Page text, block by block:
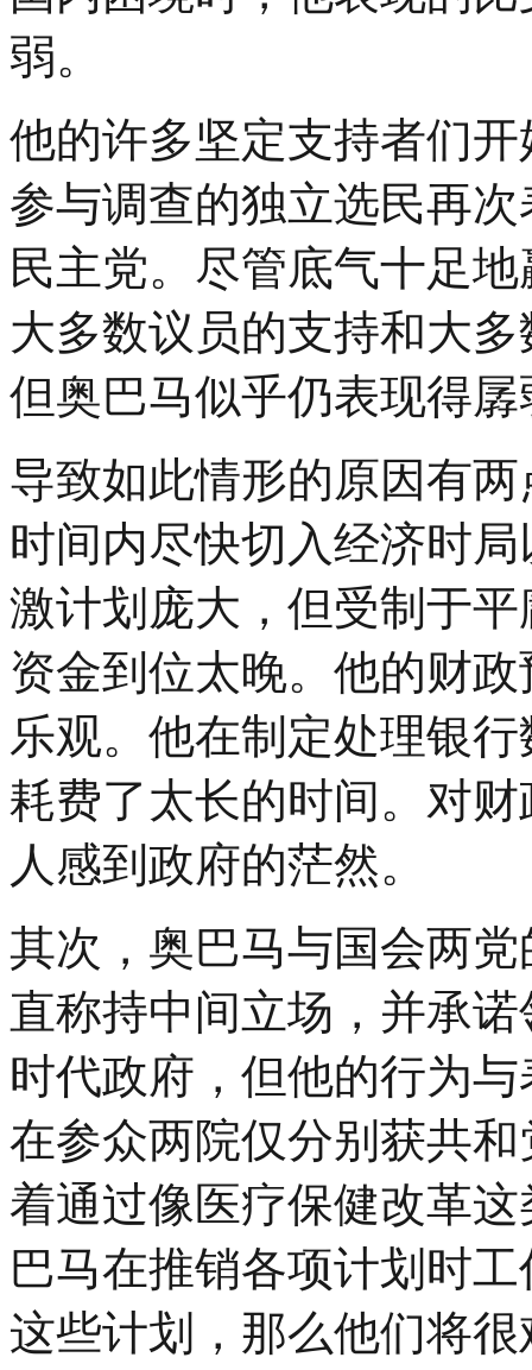
弱。
他的许多坚定支持者们
参与调查的独立选民再
民主党。尽管底气十足
大多数议员的支持和大
但奥巴马似乎仍表现得孱
导致如此情形的原因有
时间内尽快切入经济时
激计划庞大，但受制于
资金到位太晚。他的财
乐观。他在制定处理银
耗费了太长的时间。对
人感到政府的茫然。
其次，奥巴马与国会两
直称持中间立场，并承诺
时代政府，但他的行为
在参众两院仅分别获共
着通过像医疗保健改革
巴马在推销各项计划时
这些计划，那么他们将